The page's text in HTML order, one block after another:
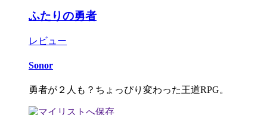
ふたりの勇者
レビュー
Sonor
勇者が２人も？ちょっぴり変わった王道RPG。